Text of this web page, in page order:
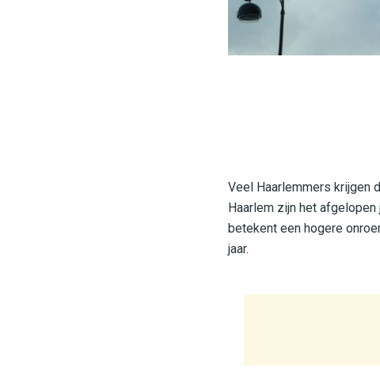
Veel Haarlemmers krijgen
Haarlem zijn het
betekent een hogere
jaar.